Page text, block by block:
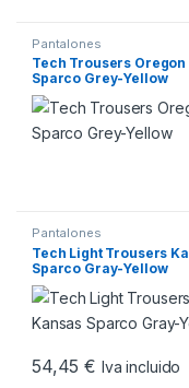
Pantalones
Tech Trousers Oregon
Sparco Grey-Yellow
Pantalones
Tech Light Trousers
Sparco Gray-Yellow
54,45€ Iva incluido
Este producto tiene